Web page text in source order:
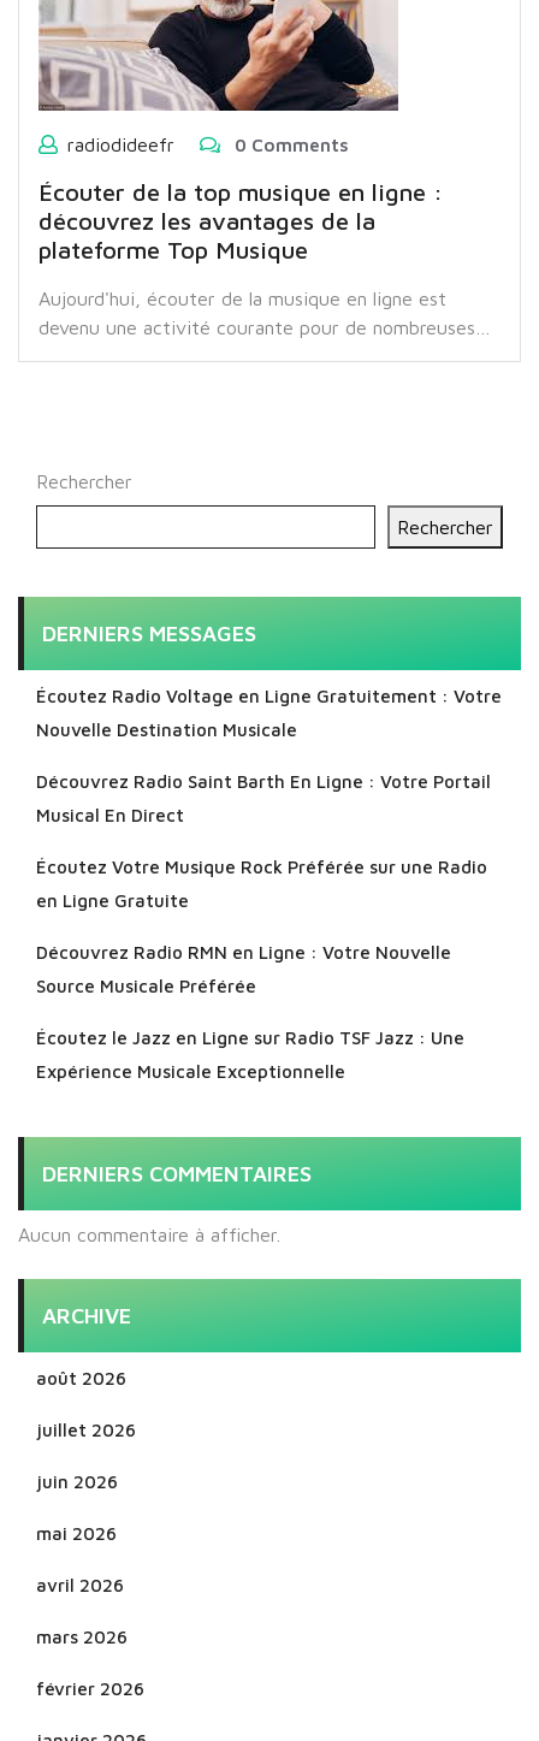
radiodideefr 0 Comments
Écouter de la top musique en ligne :
découvrez les avantages de la
plateforme Top Musique
Aujourd'hui, écouter de la musique en ligne est
devenu une activité courante pour de nombreuses…
Rechercher
Rechercher
DERNIERS MESSAGES
Écoutez Radio Voltage en Ligne Gratuitement : Votre
Nouvelle Destination Musicale
Découvrez Radio Saint Barth En Ligne : Votre Portail
Musical En Direct
Écoutez Votre Musique Rock Préférée sur une Radio
en Ligne Gratuite
Découvrez Radio RMN en Ligne : Votre Nouvelle
Source Musicale Préférée
Écoutez le Jazz en Ligne sur Radio TSF Jazz : Une
Expérience Musicale Exceptionnelle
DERNIERS COMMENTAIRES
Aucun commentaire à afficher.
ARCHIVE
août 2026
juillet 2026
juin 2026
mai 2026
avril 2026
mars 2026
février 2026